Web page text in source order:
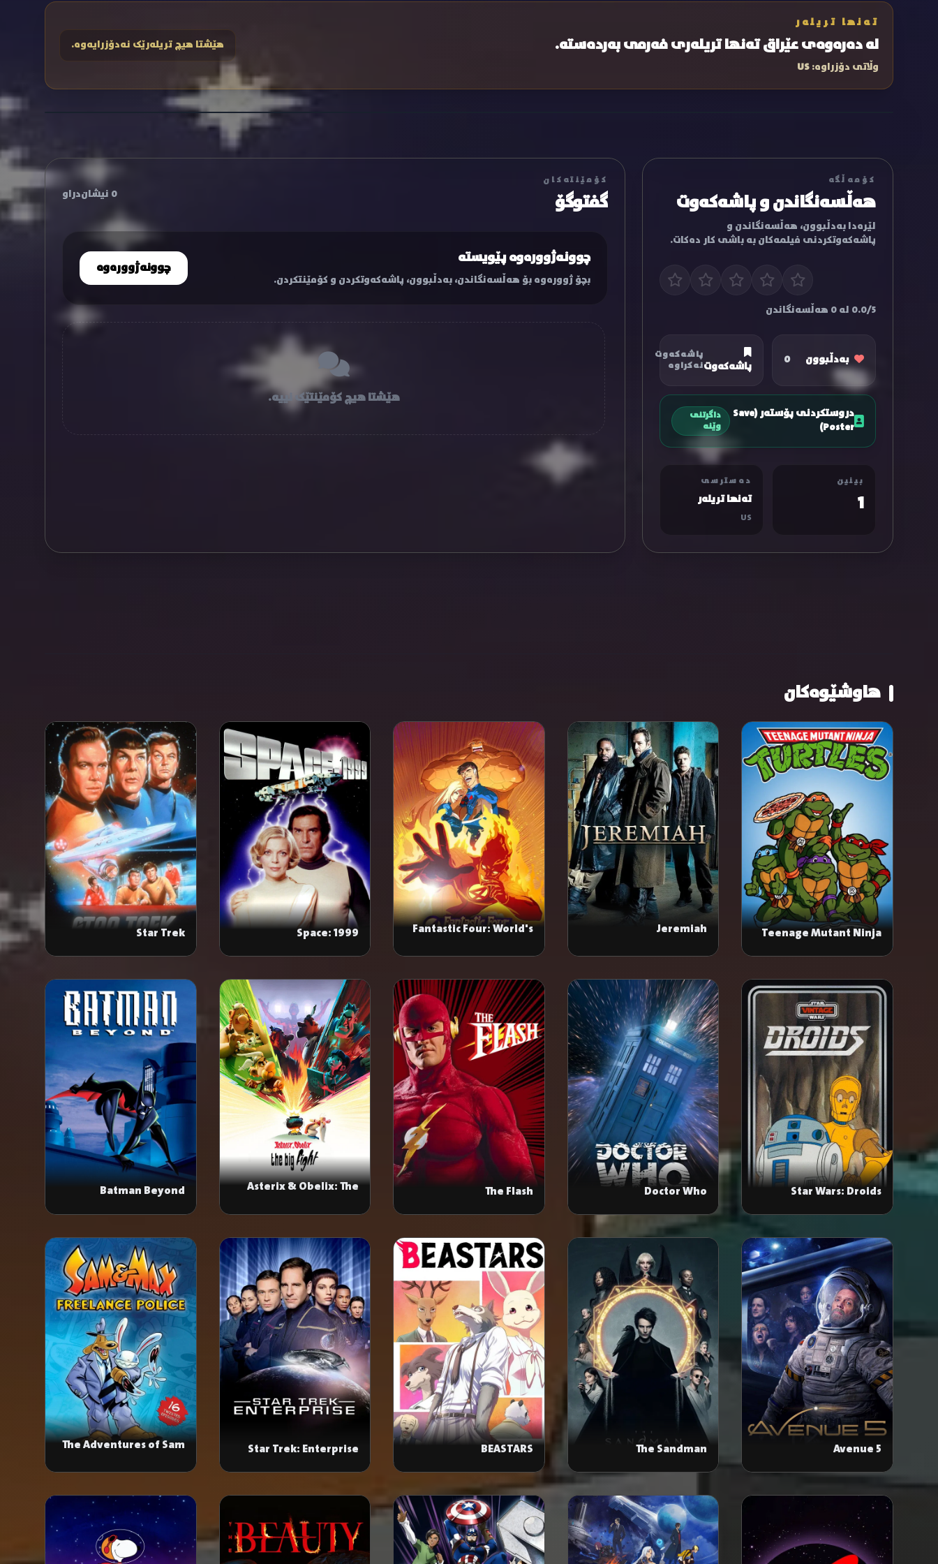
تەنها تریلەر
لە دەرەوەی عێراق تەنها تریلەری فەرمی بەردەستە.
وڵاتی دۆزراوە:US
هێشتا هیچ تریلەرێک نەدۆزرایەوە.
کۆمەڵگە
هەڵسەنگاندن و پاشەکەوت
لێرەدا بەدڵبوون، هەڵسەنگاندن و
پاشەکەوتکردنی فیلمەکان بە باشی کار دەکات.
0.0/5 لە 0 هەڵسەنگاندن
بەدڵبوون 0 پاشەکەوت
پاشەکەوت
نەکراوە
دروستکردنی پۆستەر (Save
Poster)
داگرتنی
وێنە
بینین
1
دەسترسی
تەنها تریلەر
US
کۆمێنتەکان
گفتوگۆ 0 نیشان‌دراو
چوونەژوورەوە پێویستە
بچۆ ژوورەوە بۆ هەڵسەنگاندن، بەدڵبوون، پاشەکەوتکردن و کۆمێنتکردن.
چوونەژوورەوە
هێشتا هیچ کۆمێنتێک نییە.
هاوشێوەکان
Teenage Mutant Ninja
Jeremiah
Fantastic Four: World's
Space: 1999
Star Trek
Star Wars: Droids
Doctor Who
The Flash
Asterix & Obelix: The
Batman Beyond
Avenue 5
The Sandman
BEASTARS
Star Trek: Enterprise
The Adventures of Sam